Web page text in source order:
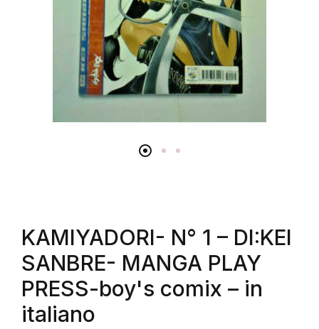
KAMIYADORI- N° 1 – DI:KEI
SANBRE- MANGA PLAY
PRESS-boy's comix – in
italiano